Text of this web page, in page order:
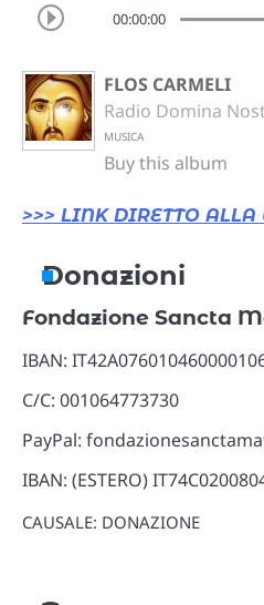
00:00:00
FLOS CARMELI
Radio Domina
MUSICA
Buy this album
>>> LINK DIRETTO
Donazioni
Fondazione Sancta
IBAN:
C/C: 001064773730
PayPal:
IBAN: (ESTERO)
CAUSALE: DONAZIONE